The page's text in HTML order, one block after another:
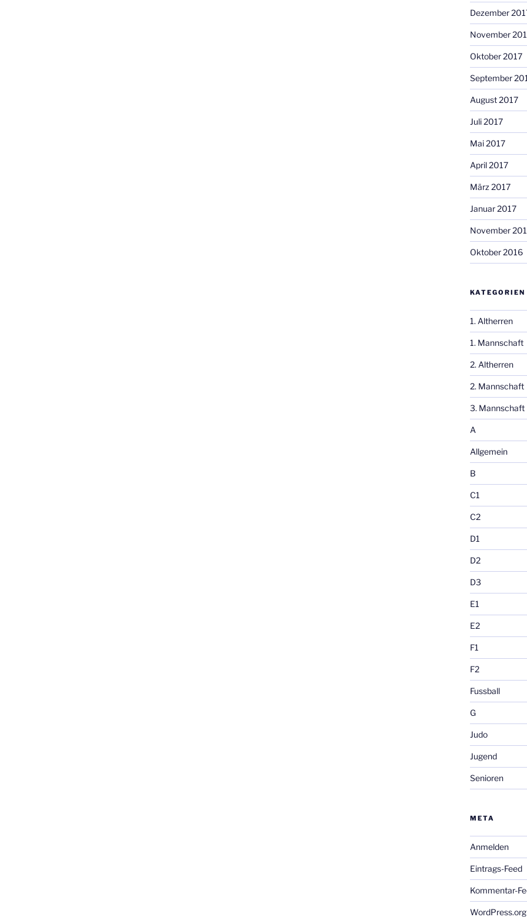
Dezember
November
Oktober 2017
September
August 2017
Juli 2017
Mai 2017
April 2017
März 2017
Januar 2017
November
Oktober 2016
KATEGORIEN
1. Altherren
1. Mannschaft
2. Altherren
2. Mannschaft
3. Mannschaft
A
Allgemein
B
C1
C2
D1
D2
D3
E1
E2
F1
F2
Fussball
G
Judo
Jugend
Senioren
META
Anmelden
Eintrags-Feed
Kommentar-
WordPress.org